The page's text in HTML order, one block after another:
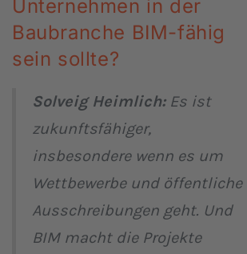
Unternehmen in der
Baubranche BIM-fähig
sein sollte?
Solveig Heimlich:Es ist
zukunftsfähiger,
insbesondere wenn es um
Wettbewerbe und öffentliche
Ausschreibungen geht. Und
BIM macht die Projekte